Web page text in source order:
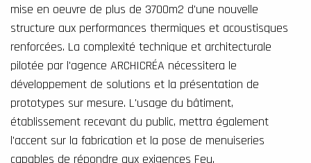
mise en oeuvre de plus de 3700m2 d'une nouvelle
structure aux performances thermiques et acoustisques
renforcées. La complexité technique et architecturale
pilotée par l'agence ARCHICRÉA nécessitera le
développement de solutions et la présentation de
prototypes sur mesure. L'usage du bâtiment,
établissement recevant du public, mettra également
l'accent sur la fabrication et la pose de menuiseries
capables de répondre aux exigences Feu.